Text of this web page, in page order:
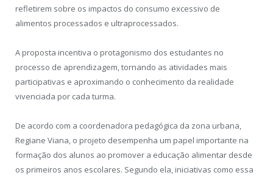
refletirem sobre os impactos do consumo excessivo de
alimentos processados e ultraprocessados.
A proposta incentiva o protagonismo dos estudantes no
processo de aprendizagem, tornando as atividades mais
participativas e aproximando o conhecimento da realidade
vivenciada por cada turma.
De acordo com a coordenadora pedagógica da zona urbana,
Regiane Viana, o projeto desempenha um papel importante na
formação dos alunos ao promover a educação alimentar desde
os primeiros anos escolares. Segundo ela, iniciativas como essa